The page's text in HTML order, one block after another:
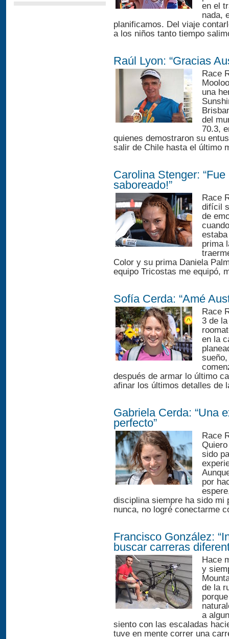
en el
nada,
planificamos. Del viaje
a los niños tanto tiempo
Raúl Lyon: “Gracias
Race
una
del
70.3,
quienes demostraron su
salir de Chile hasta el último
Carolina Stenger:
saboreado!”
Race
difícil
de
prima
Color y su prima Daniela
equipo Tricostas me equipó,
Sofía Cerda: “Amé
Race
3 de
en la
después de armar lo último
afinar los últimos detalles de
Gabriela Cerda: “Una
perfecto”
Race
sido
por
disciplina siempre ha sido
nunca, no logré conectarme
Francisco González:
buscar carreras
Hace
y
de la
a
siento con las escaladas
tuve en mente correr una